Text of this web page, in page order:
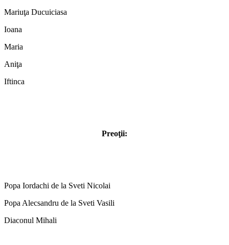
Mariuţa Ducuiciasa
Ioana
Maria
Aniţa
Iftinca
Preoţii:
Popa Iordachi de la Sveti Nicolai
Popa Alecsandru de la Sveti Vasili
Diaconul Mihali